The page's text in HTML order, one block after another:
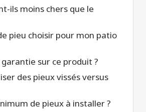
ils moins chers que le
pieu choisir pour mon patio
sur ce produit ?
des pieux vissés versus
de pieux à installer ?